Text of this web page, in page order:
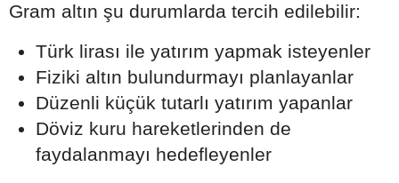
Gram altın şu durumlarda tercih edilebilir:
Türk lirası ile yatırım yapmak isteyenler
Fiziki altın bulundurmayı planlayanlar
Düzenli küçük tutarlı yatırım yapanlar
Döviz kuru hareketlerinden de
faydalanmayı hedefleyenler